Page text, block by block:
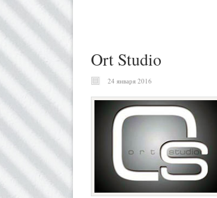
Ort Studio
24 января 2016